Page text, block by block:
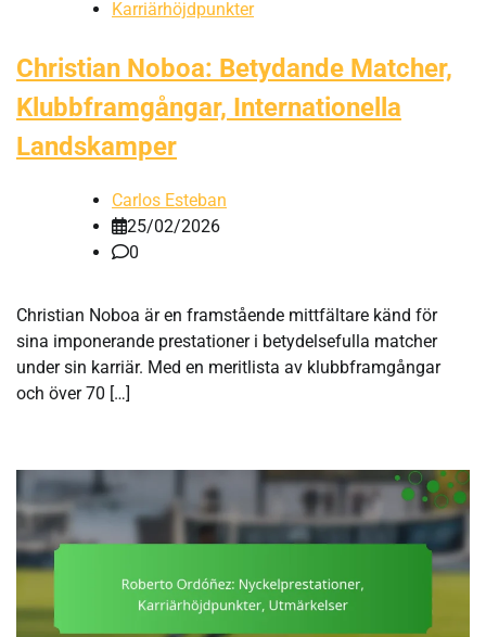
Karriärhöjdpunkter
Christian Noboa: Betydande Matcher,
Klubbframgångar, Internationella
Landskamper
Carlos Esteban
25/02/2026
0
Christian Noboa är en framstående mittfältare känd för
sina imponerande prestationer i betydelsefulla matcher
under sin karriär. Med en meritlista av klubbframgångar
och över 70 […]